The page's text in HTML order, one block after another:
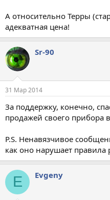
А относительно Терры
адекватная цена!
Sr-90
31 Мар 2014
За поддержку, конечно,
продажей своего прибора
P.S. Ненавязчивое
как оно нарушает правила
E Evgeny